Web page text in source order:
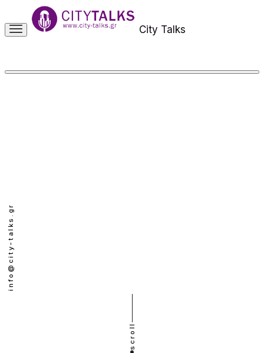
City Talks
info@city-talks.gr
scroll